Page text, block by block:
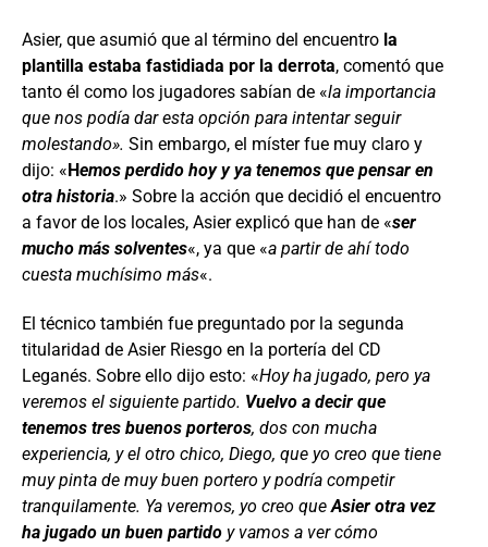
Asier, que asumió que al término del encuentro la
plantilla estaba fastidiada por la derrota, comentó que
tanto él como los jugadores sabían de «la importancia
que nos podía dar esta opción para intentar seguir
molestando». Sin embargo, el míster fue muy claro y
dijo: «Hemos perdido hoy y ya tenemos que pensar en
otra historia.» Sobre la acción que decidió el encuentro
a favor de los locales, Asier explicó que han de «ser
mucho más solventes«, ya que «a partir de ahí todo
cuesta muchísimo más«.
El técnico también fue preguntado por la segunda
titularidad de Asier Riesgo en la portería del CD
Leganés. Sobre ello dijo esto: «Hoy ha jugado, pero ya
veremos el siguiente partido. Vuelvo a decir que
tenemos tres buenos porteros, dos con mucha
experiencia, y el otro chico, Diego, que yo creo que tiene
muy pinta de muy buen portero y podría competir
tranquilamente. Ya veremos, yo creo queAsier otra vez
ha jugado un buen partido y vamos a ver cómo